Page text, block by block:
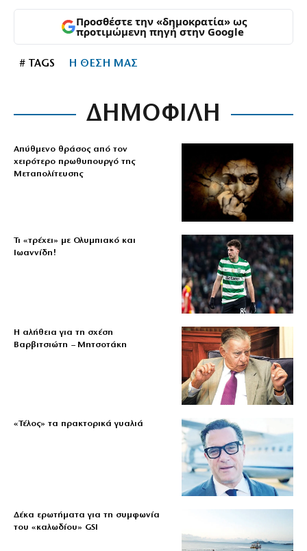
Προσθέστε την «δημοκρατία» ως
προτιμώμενη πηγή στην Google
# TAGS Η ΘΕΣΗ ΜΑΣ
ΔΗΜΟΦΙΛΗ
Απύθμενο θράσος από τον
χειρότερο πρωθυπουργό της
Μεταπολίτευσης
Τι «τρέχει» με Ολυμπιακό και
Ιωαννίδη!
Η αλήθεια για τη σχέση
Βαρβιτσιώτη – Μητσοτάκη
«Τέλος» τα πρακτορικά γυαλιά
Δέκα ερωτήματα για τη συμφωνία
του «καλωδίου» GSI